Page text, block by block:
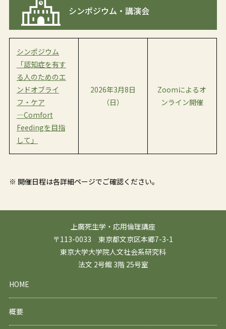
シンポジウム・講演会
シンポジウム
「認知症を有す
る人のためのエ
ンドオブライ
フ・ケア
―Comfort
Feedingを目指
して」
2026年3月8日
（日）
Zoomによるオ
ンライン開催
※ 開催日程は各詳細ページでご確認ください。
上廣死生学・応用倫理講座
〒113-0033 東京都文京区本郷7-3-1
東京大学大学院人文社会系研究科
法文 2号館 3階 25号室
HOME
概要